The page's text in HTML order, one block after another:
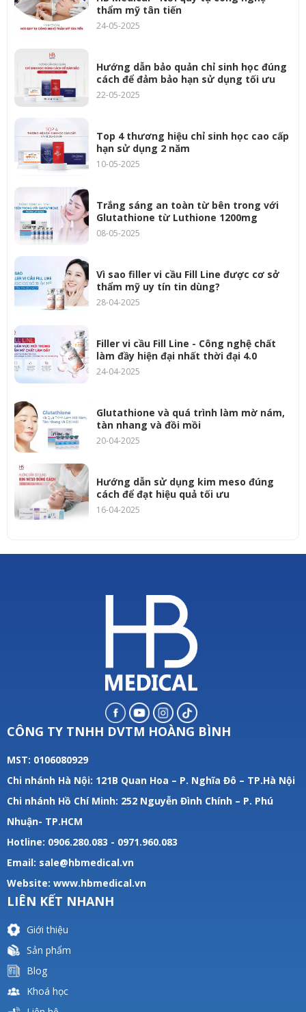
thẩm mỹ tân tiến
24-05-2025
Hướng dẫn bảo quản chỉ sinh học đúng
cách để đảm bảo hạn sử dụng tối ưu
22-05-2025
Top 4 thương hiệu chỉ sinh học cao cấp
hạn sử dụng 2 năm
10-05-2025
Trắng sáng an toàn từ bên trong với
Glutathione từ Luthione 1200mg
08-05-2025
Vì sao filler vi cầu Fill Line được cơ sở
thẩm mỹ uy tín tin dùng?
28-04-2025
Filler vi cầu Fill Line - Công nghệ chất
làm đầy hiện đại nhất thời đại 4.0
24-04-2025
Glutathione và quá trình làm mờ nám,
tàn nhang và đồi mồi
20-04-2025
Hướng dẫn sử dụng kim meso đúng
cách để đạt hiệu quả tối ưu
16-04-2025
CÔNG TY TNHH DVTM HOÀNG BÌNH
MST: 0106080929
Chi nhánh Hà Nội: 121B Quan Hoa – P. Nghĩa Đô – TP.Hà Nội
Chi nhánh Hồ Chí Minh: 252 Nguyễn Đình Chính – P. Phú
Nhuận- TP.HCM
Hotline: 0906.280.083 - 0971.960.083
Email: sale@hbmedical.vn
Website: www.hbmedical.vn
LIÊN KẾT NHANH
Giới thiệu
Sản phẩm
Blog
Khoá học